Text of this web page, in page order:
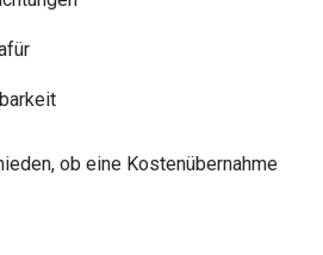
ob eine Kostenübernahme